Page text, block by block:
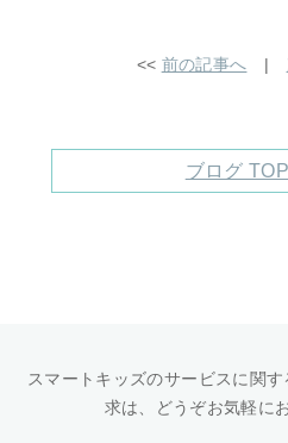
<< 前の記事へ |
ブログ
スマートキッズのサービスに関
求は、どうぞお気軽に